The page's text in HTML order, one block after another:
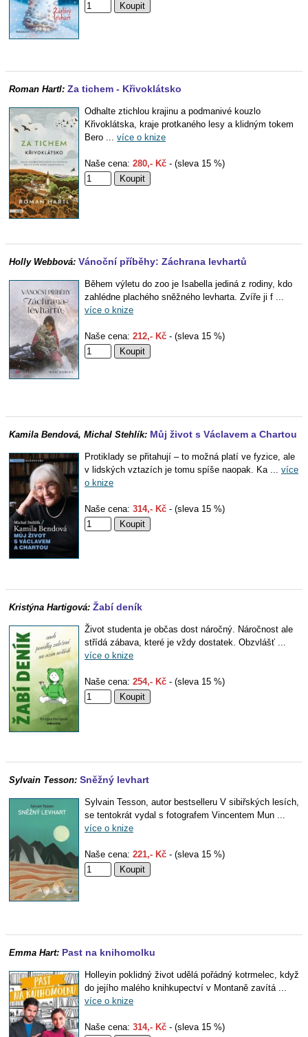
Roman Hartl: Za tichem - Křivoklátsko
Odhalte ztichlou krajinu a podmanivé kouzlo
Křivoklátska, kraje protkaného lesy a klidným tokem
Bero ... více o knize
Naše cena: 280,- Kč - (sleva 15 %)
Holly Webbová: Vánoční příběhy: Záchrana levhartů
Během výletu do zoo je Isabella jediná z rodiny, kdo
zahlédne plachého sněžného levharta. Zvíře ji f ...
více o knize
Naše cena: 212,- Kč - (sleva 15 %)
Kamila Bendová, Michal Stehlík: Můj život s Václavem a Chartou
Protiklady se přitahují – to možná platí ve fyzice, ale
v lidských vztazích je tomu spíše naopak. Ka ... více
o knize
Naše cena: 314,- Kč - (sleva 15 %)
Kristýna Hartigová: Žabí deník
Život studenta je občas dost náročný. Náročnost ale
střídá zábava, které je vždy dostatek. Obzvlášť ...
více o knize
Naše cena: 254,- Kč - (sleva 15 %)
Sylvain Tesson: Sněžný levhart
Sylvain Tesson, autor bestselleru V sibiřských lesích,
se tentokrát vydal s fotografem Vincentem Mun ...
více o knize
Naše cena: 221,- Kč - (sleva 15 %)
Emma Hart: Past na knihomolku
Holleyin poklidný život udělá pořádný kotrmelec, když
do jejího malého knihkupectví v Montaně zavítá ...
více o knize
Naše cena: 314,- Kč - (sleva 15 %)